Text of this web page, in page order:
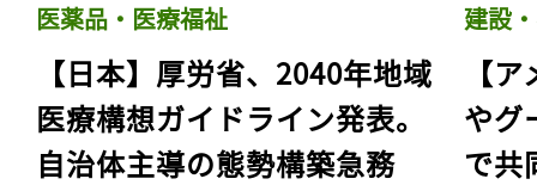
医薬品・医療福祉
【日本】厚労省、2040年地域
医療構想ガイドライン発表。
自治体主導の態勢構築急務
建設
【
やグ
で共